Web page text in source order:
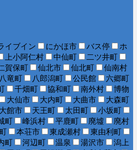
イブイン にかほ市 バス停
ホ
上小阿仁村 中仙町
二ツ井町
賀保町 仙北市 仙北町
仙南村
八竜町 八郎潟町 公民館
六郷町
千畑町 協和町 南外村
博物
大仙市 大内町 大曲市
大森町
大館市 天王町 太田町
小坂町
町 峰浜村 平鹿町 廃墟
廃村
本荘市 東成瀬村
東由利町
町 河辺町 温泉 湯沢市
潟上